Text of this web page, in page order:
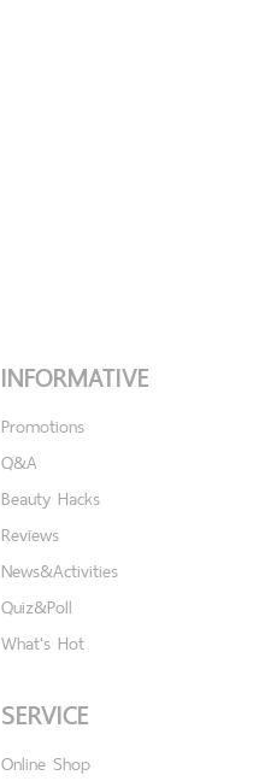
INFORMATIVE
Promotions
Q&A
Beauty Hacks
Reviews
News&Activities
Quiz&Poll
What's Hot
SERVICE
Online Shop